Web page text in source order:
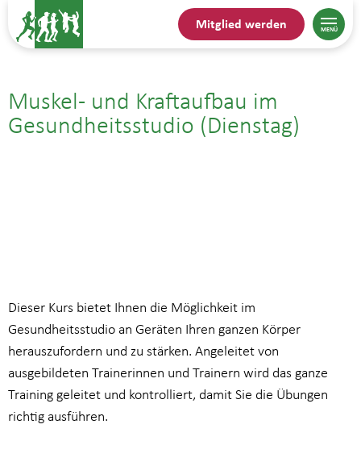
Mitglied werden
Muskel- und Kraftaufbau im
Gesundheitsstudio (Dienstag)
Dieser Kurs bietet Ihnen die Möglichkeit im
Gesundheitsstudio an Geräten Ihren ganzen Körper
herauszufordern und zu stärken. Angeleitet von
ausgebildeten Trainerinnen und Trainern wird das ganze
Training geleitet und kontrolliert, damit Sie die Übungen
richtig ausführen.